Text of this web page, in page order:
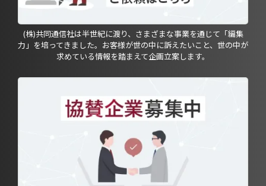
(株)共同通信社は半世紀に渡り、さまざまな事業を通じて「編集
力」を培ってきました。お客様が世の中に訴えたいこと、世の中が
求めている情報を踏まえて企画立案します。